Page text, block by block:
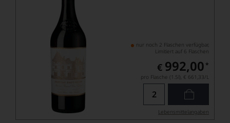
nur noch 2 Flaschen verfügbar,
Limitiert auf 6 Flaschen
€ 992,00 *
pro Flasche (1.5l), € 661,33/L
Lebensmittel­angaben